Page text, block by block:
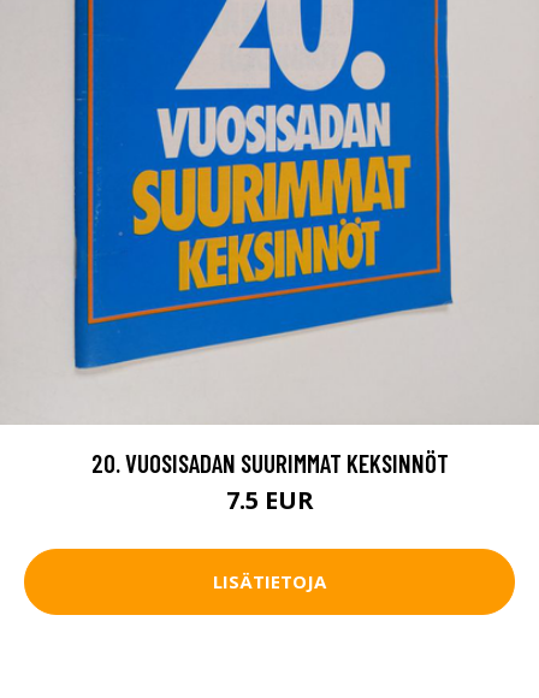
20. VUOSISADAN SUURIMMAT KEKSINNÖT
7.5 EUR
LISÄTIETOJA